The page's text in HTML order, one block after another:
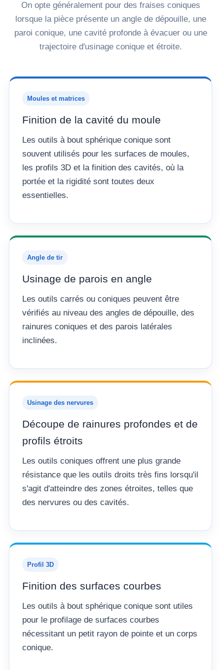
On opte généralement pour des fraises coniques
lorsque la pièce présente un angle de dépouille, une
paroi conique, une cavité profonde à évacuer ou une
trajectoire d'usinage conique et étroite.
Moules et matrices
Finition de la cavité du moule
Les outils à bout sphérique conique sont
souvent utilisés pour les surfaces de moules,
les profils 3D et la finition des cavités, où la
portée et la rigidité sont toutes deux
essentielles.
Angle de tir
Usinage de parois en angle
Les outils carrés ou coniques peuvent être
vérifiés au niveau des angles de dépouille, des
rainures coniques et des parois latérales
inclinées.
Usinage des nervures
Découpe de rainures profondes et de
profils étroits
Les outils coniques offrent une plus grande
résistance que les outils droits très fins lorsqu'il
s'agit d'atteindre des zones étroites, telles que
des nervures ou des cavités.
Profil 3D
Finition des surfaces courbes
Les outils à bout sphérique conique sont utiles
pour le profilage de surfaces courbes
nécessitant un petit rayon de pointe et un corps
conique.